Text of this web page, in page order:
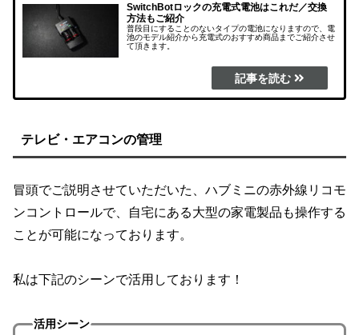
SwitchBotロックの充電式電池はこれだ／交換
方法もご紹介
普段目にすることのないタイプの電池になりますので、電
池のモデル紹介から充電式のおすすめ商品までご紹介させ
て頂きます。
テレビ・エアコンの管理
冒頭でご説明させていただいた、ハブミニの赤外線リコモ
ンコントロールで、自宅にある大型の家電製品も操作する
ことが可能になっております。
私は下記のシーンで活用しております！
活用シーン